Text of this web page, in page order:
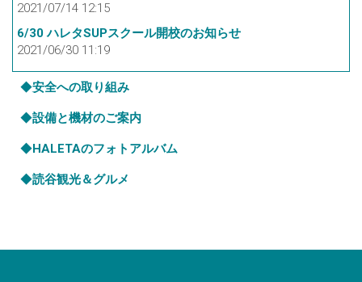
2021/07/14 12:15
6/30 ハレタSUPスクール開校のお知らせ
2021/06/30 11:19
◆安全への取り組み
◆設備と機材のご案内
◆HALETAのフォトアルバム
◆読谷観光＆グルメ